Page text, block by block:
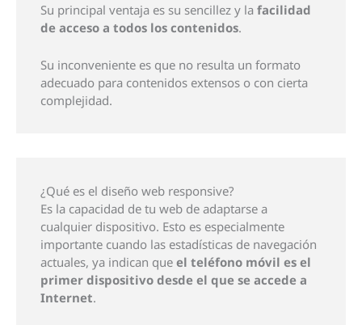
Su principal ventaja es su sencillez y la facilidad
de acceso a todos los contenidos.
Su inconveniente es que no resulta un formato
adecuado para contenidos extensos o con cierta
complejidad.
¿Qué es el diseño web responsive?
Es la capacidad de tu web de adaptarse a
cualquier dispositivo. Esto es especialmente
importante cuando las estadísticas de navegación
actuales, ya indican que el teléfono móvil es el
primer dispositivo desde el que se accede a
Internet.